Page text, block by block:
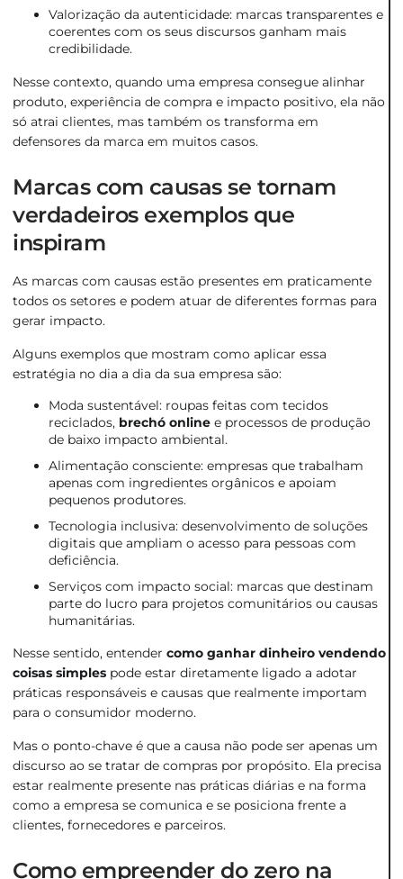
Valorização da autenticidade: marcas transparentes e
coerentes com os seus discursos ganham mais
credibilidade.
Nesse contexto, quando uma empresa consegue alinhar
produto, experiência de compra e impacto positivo, ela não
só atrai clientes, mas também os transforma em
defensores da marca em muitos casos.
Marcas com causas se tornam
verdadeiros exemplos que
inspiram
As marcas com causas estão presentes em praticamente
todos os setores e podem atuar de diferentes formas para
gerar impacto.
Alguns exemplos que mostram como aplicar essa
estratégia no dia a dia da sua empresa são:
Moda sustentável: roupas feitas com tecidos
reciclados, brechó online e processos de produção
de baixo impacto ambiental.
Alimentação consciente: empresas que trabalham
apenas com ingredientes orgânicos e apoiam
pequenos produtores.
Tecnologia inclusiva: desenvolvimento de soluções
digitais que ampliam o acesso para pessoas com
deficiência.
Serviços com impacto social: marcas que destinam
parte do lucro para projetos comunitários ou causas
humanitárias.
Nesse sentido, entender como ganhar dinheiro vendendo
coisas simples pode estar diretamente ligado a adotar
práticas responsáveis e causas que realmente importam
para o consumidor moderno.
Mas o ponto-chave é que a causa não pode ser apenas um
discurso ao se tratar de compras por propósito. Ela precisa
estar realmente presente nas práticas diárias e na forma
como a empresa se comunica e se posiciona frente a
clientes, fornecedores e parceiros.
Como empreender do zero na